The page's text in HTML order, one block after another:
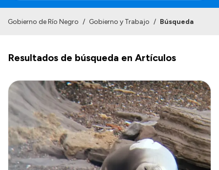
Misión
Autoridades, Áreas y Organismos
Delegaciones
Normativa
Transparencia
Gobierno de Río Negro / Gobierno y Trabajo / Búsqueda
Resultados de búsqueda en Artículos